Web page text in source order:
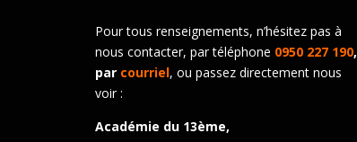
Pour tous renseignements, n’hésitez pas à
nous contacter, par téléphone 0950 227 190,
par courriel, ou passez directement nous
voir :
Académie du 13ème,